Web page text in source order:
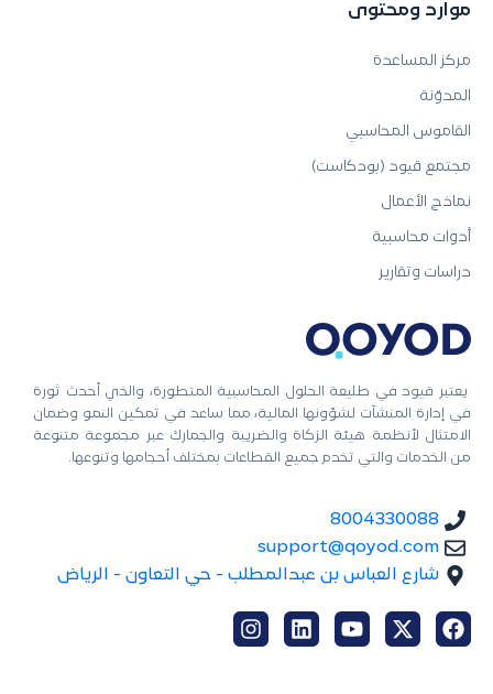
يعتبر قيود في طليعة الحلول المحاسبية المتطورة، والذي أحدث ثورة
في إدارة المنشآت لشؤونها المالية، مما ساعد في تمكين النمو وضمان
الامتثال لأنظمة هيئة الزكاة والضريبة والجمارك عبر مجموعة متنوعة
من الخدمات والتي تخدم جميع القطاعات بمختلف أحجامها وتنوعها.
8004330088
support@qoyod.com
شارع العباس بن عبدالمطلب - حي التعاون - الرياض
موارد ومحتوى
مركز المساعدة
المدوّنة
القاموس المحاسبي
مجتمع قيود (بودكاست)
نماذج الأعمال
أدوات محاسبية
دراسات وتقارير